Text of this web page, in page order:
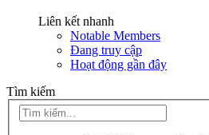
Liên kết nhanh
Notable Members
Đang truy cập
Hoạt động gần đây
Tìm kiếm